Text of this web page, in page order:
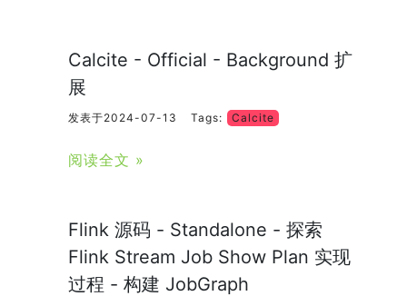
Calcite - Official - Background 扩
展
发表于2024-07-13 Tags: Calcite
阅读全文 »
Flink 源码 - Standalone - 探索
Flink Stream Job Show Plan 实现
过程 - 构建 JobGraph